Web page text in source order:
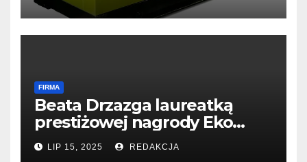
FIRMA
Beata Drzazga laureatką
prestiżowej nagrody Eko
Filary 2024
LIP 15, 2025 REDAKCJA